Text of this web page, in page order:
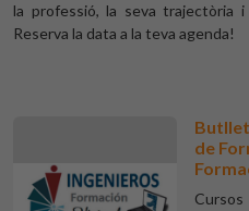
la professió, la seva trajectòria
Reserva la data a la teva agenda!
de